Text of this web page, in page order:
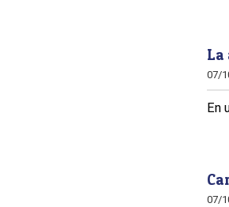
La
07/
En
07/